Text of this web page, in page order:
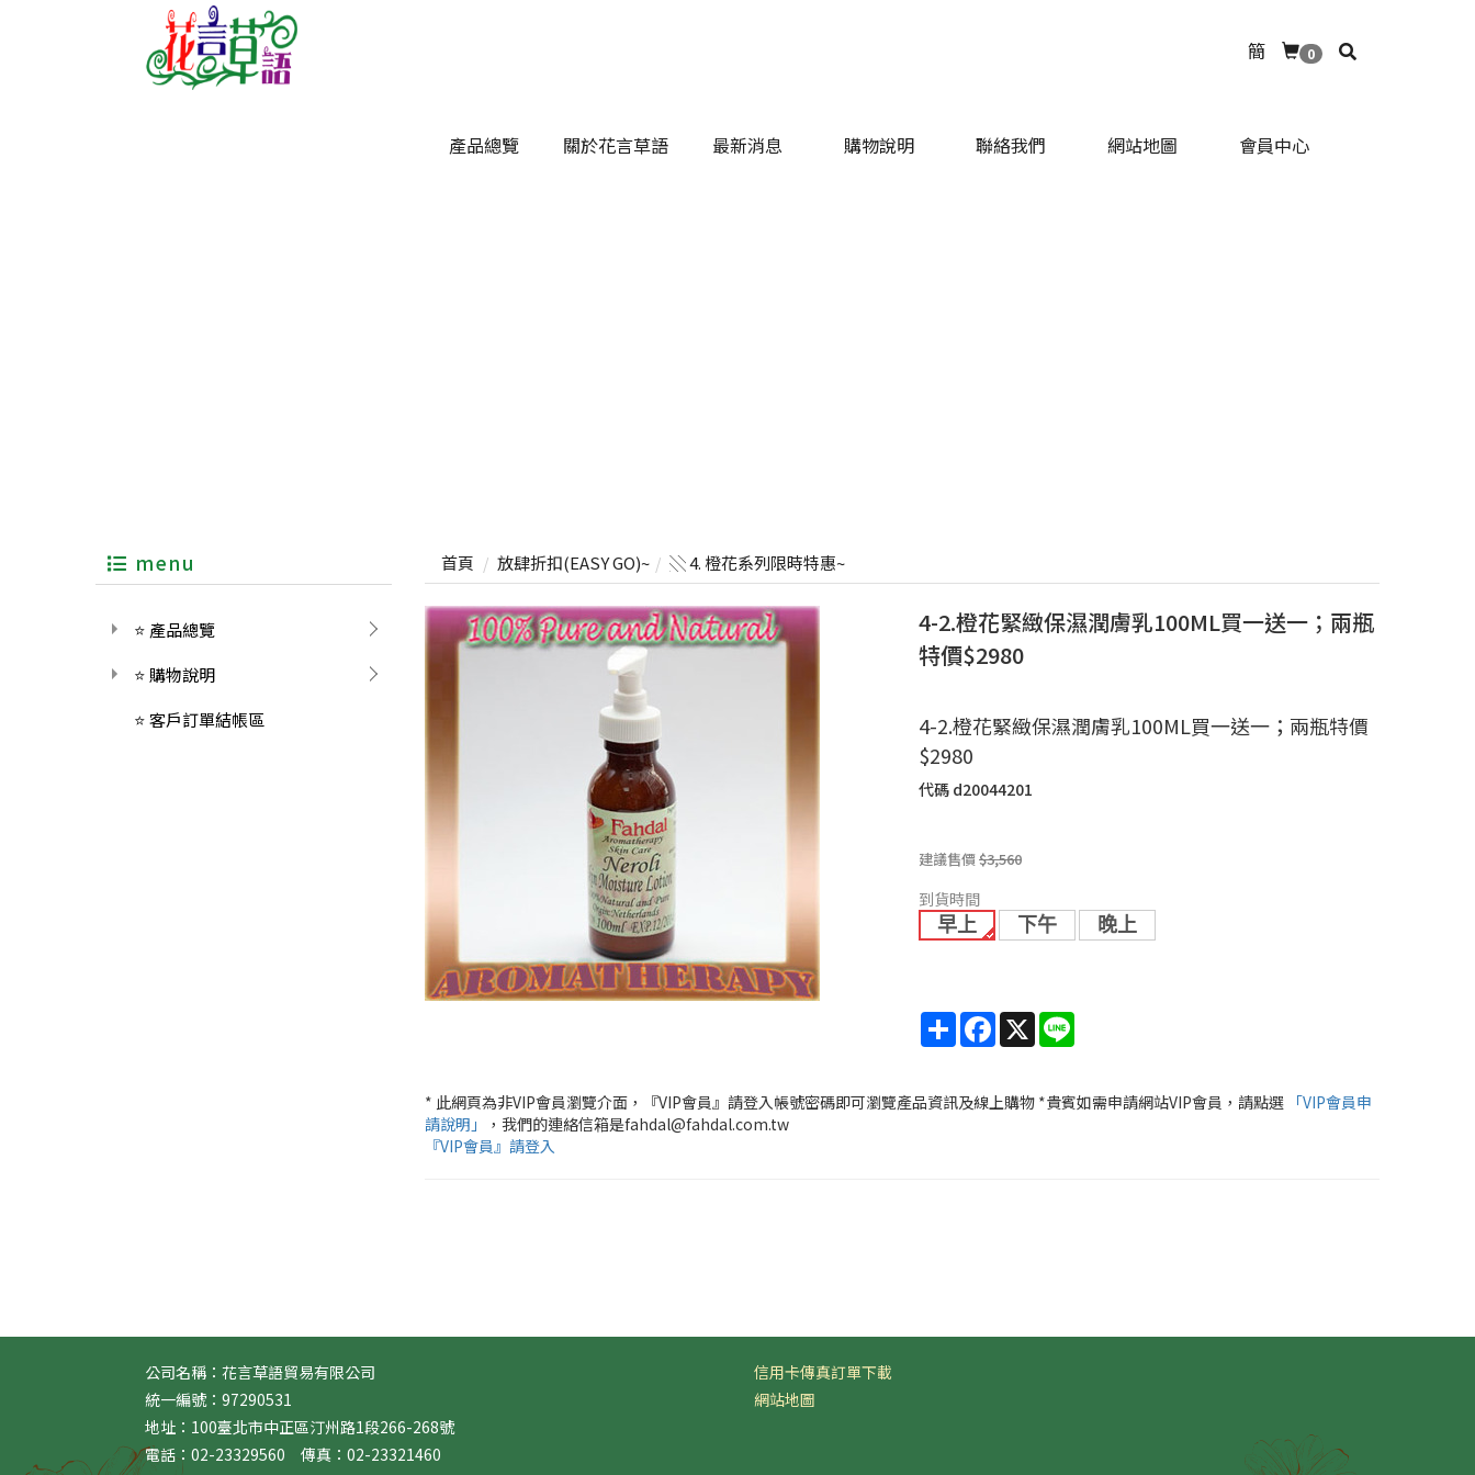
簡 0
產品總覽 關於花言草語 最新消息 購物說明 聯絡我們 網站地圖 會員中心
menu
⭐ 產品總覽
⭐ 購物說明
⭐ 客戶訂單結帳區
首頁 放肆折扣(EASY GO)~ ░ 4. 橙花系列限時特惠~
4-2.橙花緊緻保濕潤膚乳100ML買一送一；兩瓶
特價$2980
4-2.橙花緊緻保濕潤膚乳100ML買一送一；兩瓶特價
$2980
代碼 d20044201
建議售價$3,560
到貨時間
早上
下午 晚上
Share Facebook
X
* 此網頁為非VIP會員瀏覽介面，『VIP會員』請登入帳號密碼即可瀏覽產品資訊及線上購物 *貴賓如需申請網站VIP會員，請點選 「VIP會員申
請說明」
，我們的連絡信箱是fahdal@fahdal.com.tw
『VIP會員』請登入
公司名稱：花言草語貿易有限公司
統一編號：97290531
地址：100臺北市中正區汀州路1段266-268號
電話：02-23329560 傳真：02-23321460
信用卡傳真訂單下載
網站地圖